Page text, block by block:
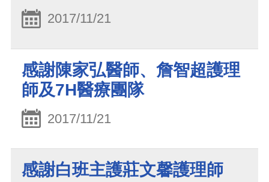
2017/11/21
感謝陳家弘醫師、詹智超護理
師及7H醫療團隊
2017/11/21
感謝白班主護莊文馨護理師